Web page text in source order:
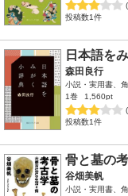
投稿数1件
日本語を
森田良行
小説・実用書、
1巻
1,560pt
投稿数1件
骨と墓の
谷畑美帆
小説・実用書、